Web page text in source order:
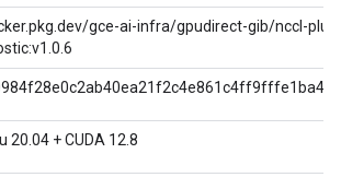
gce-ai-infra/gpudirect-gib/nccl-
20.04 + CUDA 12.8